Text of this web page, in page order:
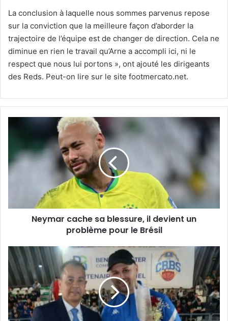
La conclusion à laquelle nous sommes parvenus repose
sur la conviction que la meilleure façon d’aborder la
trajectoire de l’équipe est de changer de direction. Cela ne
diminue en rien le travail qu’Arne a accompli ici, ni le
respect que nous lui portons », ont ajouté les dirigeants
des Reds. Peut-on lire sur le site footmercato.net.
blessure,
il
devient
pour
Neymar cache sa blessure, il devient un
problème pour le Brésil
Saïd
Didi,
entraîneur
CR
Béni
Saf